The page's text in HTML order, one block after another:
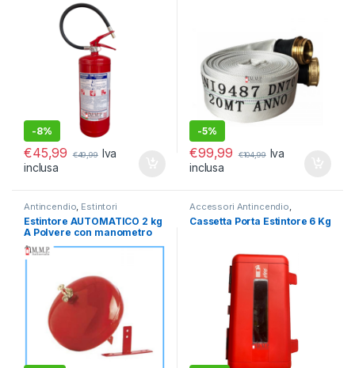
-8%
€45,99 €49,99 Iva
inclusa
-5%
€99,99 €104,99 Iva
inclusa
Antincendio Estintori
Automatici
Estintore AUTOMATICO 2 kg
A Polvere con manometro
per garage completo di
staffa
Accessori Antincendio
Cassetta Porta Estintore 6 Kg